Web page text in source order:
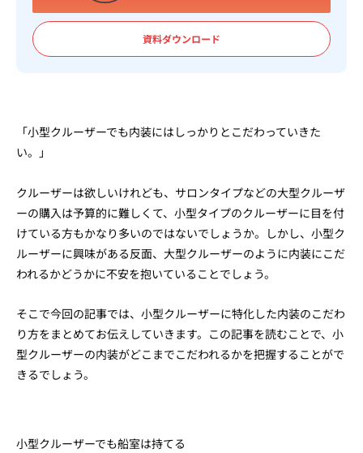
資料ダウンロード
「小型クルーザーでも内装にはしっかりとこだわっていきた
い。」
クルーザーは欲しいけれども、サロンタイプなどの大型クルーザ
ーの購入は予算的に難しくて、小型タイプのクルーザーに目を付
けている方もかなり多いのではないでしょうか。しかし、小型ク
ルーザーに興味がある反面、大型クルーザーのように内装にこだ
われるかどうかに不安を抱いていることでしょう。
そこで今回の記事では、小型クルーザーに特化した内装のこだわ
り方をまとめてお伝えしていきます。この記事を読むことで、小
型クルーザーの内装がどこまでこだわれるかを把握することがで
きるでしょう。
小型クルーザーでも船室は持てる